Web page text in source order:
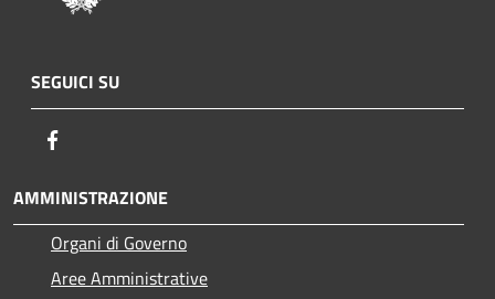
SEGUICI SU
AMMINISTRAZIONE
Organi di Governo
Aree Amministrative